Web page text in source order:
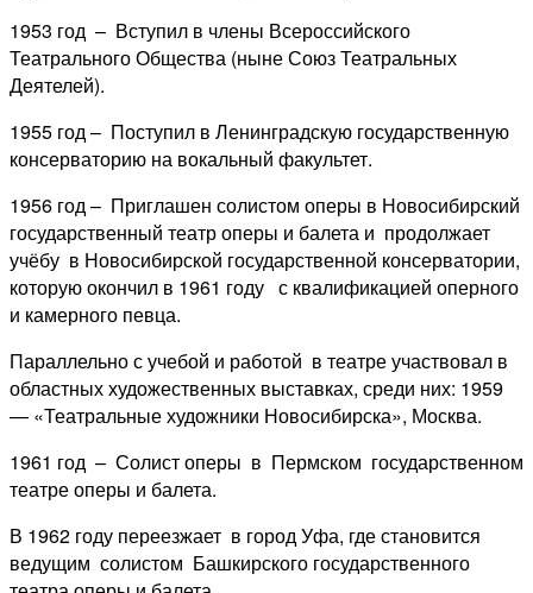
1953 год – Вступил в члены Всероссийского
Театрального Общества (ныне Союз Театральных
Деятелей).
1955 год – Поступил в Ленинградскую государственную
консерваторию на вокальный факультет.
1956 год – Приглашен солистом оперы в Новосибирский
государственный театр оперы и балета и продолжает
учёбу в Новосибирской государственной консерватории,
которую окончил в 1961 году с квалификацией оперного
и камерного певца.
Параллельно с учебой и работой в театре участвовал в
областных художественных выставках, среди них: 1959
— «Театральные художники Новосибирска», Москва.
1961 год – Солист оперы в Пермском государственном
театре оперы и балета.
В 1962 году переезжает в город Уфа, где становится
ведущим солистом Башкирского государственного